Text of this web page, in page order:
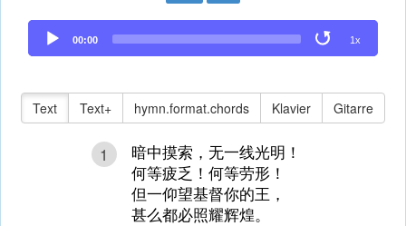
Audio
Player
00:00 1x
Text Text+ hymn.format.chords Klavier Gitarre
1
暗中摸索，无一线光明！
何等疲乏！何等劳形！
但一仰望基督你的王，
甚么都必照耀辉煌。